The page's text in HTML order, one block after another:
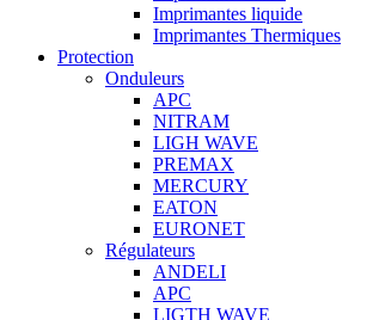
Imprimantes liquide
Imprimantes Thermiques
Protection
Onduleurs
APC
NITRAM
LIGH WAVE
PREMAX
MERCURY
EATON
EURONET
Régulateurs
ANDELI
APC
LIGTH WAVE